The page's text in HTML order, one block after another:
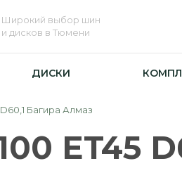
Широкий выбор шин
и дисков в Тюмени
ДИСКИ
Багира Алмаз
ET45